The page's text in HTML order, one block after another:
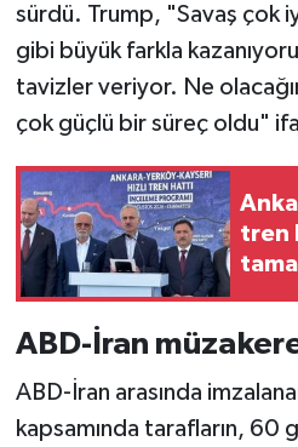
sürdü. Trump, "Savaş çok
gibi büyük farkla
tavizler veriyor. Ne
çok güçlü bir süreç oldu"
tren
ABD-İran
ABD-İran arasında
kapsamında tarafların, 60